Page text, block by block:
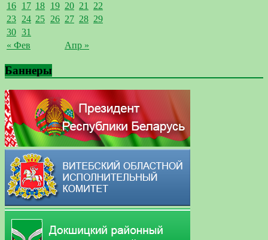
« Фев Апр »
16 17 18 19 20 21
22
23 24 25 26 27 28 29
30 31
Баннеры